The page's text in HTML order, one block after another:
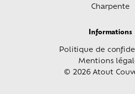
Charpente
Informations
Politique de
Mentions
© 2026 Atout